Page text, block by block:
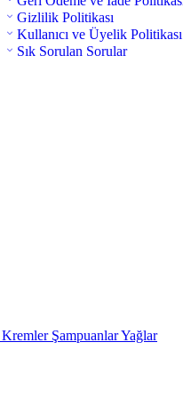
Gizlilik Politikası
Kullanıcı ve Üyelik Politikası
Sık Sorulan Sorular
Kremler ŞampuanlarYağlar